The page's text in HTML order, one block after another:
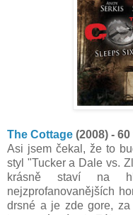
The Cottage (2008) - 60
Asi jsem čekal, že to
styl "Tucker a Dale vs.
krásně staví na
nejzprofanovanějších
drsné a je zde gore,